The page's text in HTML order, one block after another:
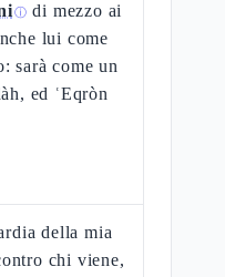
ⓘ di mezzo ai
lui come
sarà come un
ed ʿEqròn
della mia
chi viene,